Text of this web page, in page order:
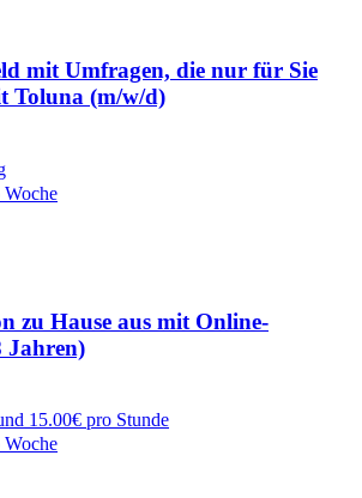
mit Umfragen, die nur für Sie
Toluna (m/w/d)
Woche
zu Hause aus mit Online-
Jahren)
15.00€ pro Stunde
Woche